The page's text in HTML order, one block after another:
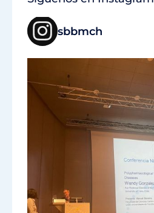
sbbmch